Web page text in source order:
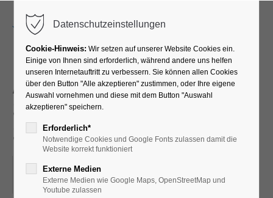
Akupressur –
Selbstbehandlung bei
Schmerzen
25.07.2023, 15:30–16:30
ORT: KURHALLE
Datenschutzeinstellungen
Cookie-Hinweis: Wir setzen auf unserer Website Cookies ein.
Einige von Ihnen sind erforderlich, während andere uns helfen
unseren Internetauftritt zu verbessern. Sie können allen Cookies
über den Button "Alle akzeptieren" zustimmen, oder Ihre eigene
Auswahl vornehmen und diese mit dem Button "Auswahl
akzeptieren" speichern.
Erforderlich*
Notwendige Cookies und Google Fonts zulassen damit die
Website korrekt funktioniert
Externe Medien
Externe Medien wie Google Maps, OpenStreetMap und
Youtube zulassen